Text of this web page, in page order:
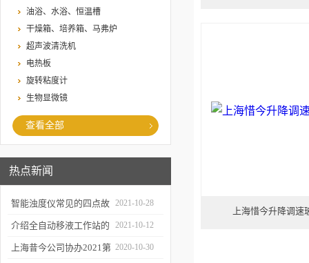
油浴、水浴、恒温槽
干燥箱、培养箱、马弗炉
超声波清洗机
电热板
旋转粘度计
生物显微镜
查看全部
热点新闻
智能浊度仪常见的四点故
障
2021-10-28
介绍全自动移液工作站的
三种移液方式
2021-10-12
上海昔今公司协办2021第 2020-10-30
上海惜今升降调速